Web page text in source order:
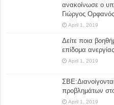
ανακοίνωσε ο
Γιώργος Ορφανός
April 1, 2019
Δείτε ποια
επίδομα
April 1, 2019
προβλημάτων
April 1, 2019